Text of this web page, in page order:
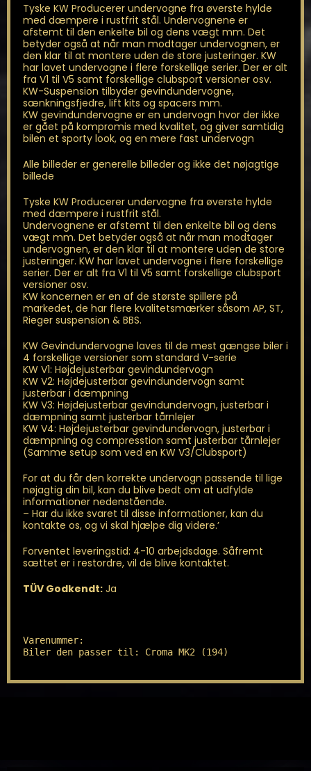
Tyske KW Producerer undervogne fra øverste hylde
med dæmpere i rustfrit stål. Undervognene er
afstemt til den enkelte bil og dens vægt mm. Det
betyder også at når man modtager undervognen, er
den klar til at montere uden de store justeringer. KW
har lavet undervogne i flere forskellige serier. Der er alt
fra V1 til V5 samt forskellige clubsport versioner osv.
KW-Suspension tilbyder gevindundervogne,
sænkningsfjedre, lift kits og spacers mm.
KW gevindundervogne er en undervogn hvor der ikke
er gået på kompromis med kvalitet, og giver samtidig
bilen et sporty look, og en mere fast undervogn
Alle billeder er generelle billeder og ikke det nøjagtige
billede
Tyske KW Producerer undervogne fra øverste hylde
med dæmpere i rustfrit stål.
Undervognene er afstemt til den enkelte bil og dens
vægt mm. Det betyder også at når man modtager
undervognen, er den klar til at montere uden de store
justeringer. KW har lavet undervogne i flere forskellige
serier. Der er alt fra V1 til V5 samt forskellige clubsport
versioner osv.
KW koncernen er en af de største spillere på
markedet, de har flere kvalitetsmærker såsom AP, ST,
Rieger suspension & BBS.
KW Gevindundervogne laves til de mest gængse biler i
4 forskellige versioner som standard V-serie
KW V1: Højdejusterbar gevindundervogn
KW V2: Højdejusterbar gevindundervogn samt
justerbar i dæmpning
KW V3: Højdejusterbar gevindundervogn, justerbar i
dæmpning samt justerbar tårnlejer
KW V4: Højdejusterbar gevindundervogn, justerbar i
dæmpning og compresstion samt justerbar tårnlejer
(Samme setup som ved en KW V3/Clubsport)
For at du får den korrekte undervogn passende til lige
nøjagtig din bil, kan du blive bedt om at udfylde
informationer nedenstående.
– Har du ikke svaret til disse informationer, kan du
kontakte os, og vi skal hjælpe dig videre.’
Forventet leveringstid: 4-10 arbejdsdage. Såfremt
sættet er i restordre, vil de blive kontaktet.
TÜV Godkendt:Ja
Varenummer:
Biler den passer til: Croma MK2 (194)